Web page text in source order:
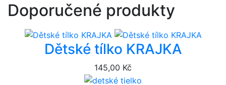
Doporučené produkty
Dětské tílko KRAJKA
145,00 Kč